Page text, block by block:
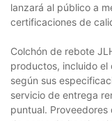
lanzará al público a
certificaciones de
Colchón de rebote
productos, incluido el
según sus
servicio de entrega
puntual.